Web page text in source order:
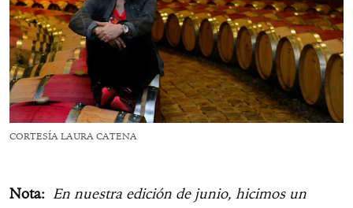
CORTESÍA LAURA CATENA
Nota: En nuestra edición de junio, hicimos un